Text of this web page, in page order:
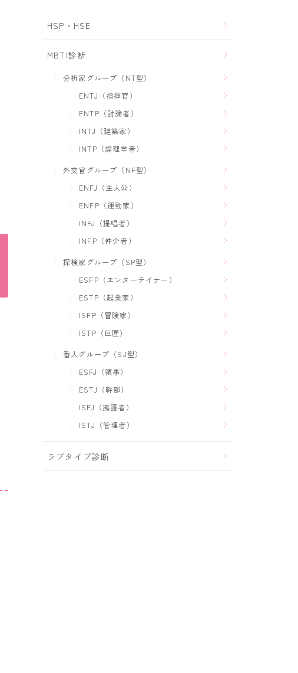
HSP・HSE
MBTI診断
分析家グループ（NT型）
ENTJ（指揮官）
ENTP（討論者）
INTJ（建築家）
INTP（論理学者）
外交官グループ（NF型）
ENFJ（主人公）
ENFP（運動家）
INFJ（提唱者）
INFP（仲介者）
探検家グループ（SP型）
ESFP（エンターテイナー）
ESTP（起業家）
ISFP（冒険家）
ISTP（巨匠）
番人グループ（SJ型）
ESFJ（領事）
ESTJ（幹部）
ISFJ（擁護者）
ISTJ（管理者）
ラブタイプ診断